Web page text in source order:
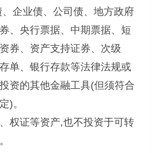
企业债、公司债、地方政府
、央行票据、中期票据、短
券、资产支持证券、次级
单、银行存款等法律法规或
资的其他金融工具(但须符合
)。
权证等资产,也不投资于可转